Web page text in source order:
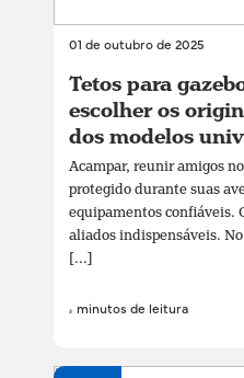
01 de outubro de 2025
Tetos para
escolher os
dos modelos
Acampar, reunir amigos
protegido durante suas
equipamentos confiáveis.
aliados indispensáveis.
[...]
4 minutos de leitura